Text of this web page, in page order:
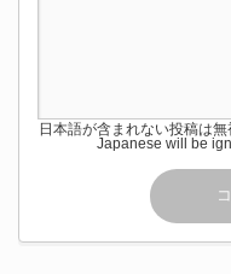
日本語が含まれない投稿は
Japanese will be